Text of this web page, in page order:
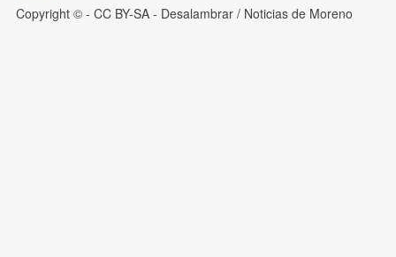
Copyright © - CC BY-SA - Desalambrar / Noticias de Moreno